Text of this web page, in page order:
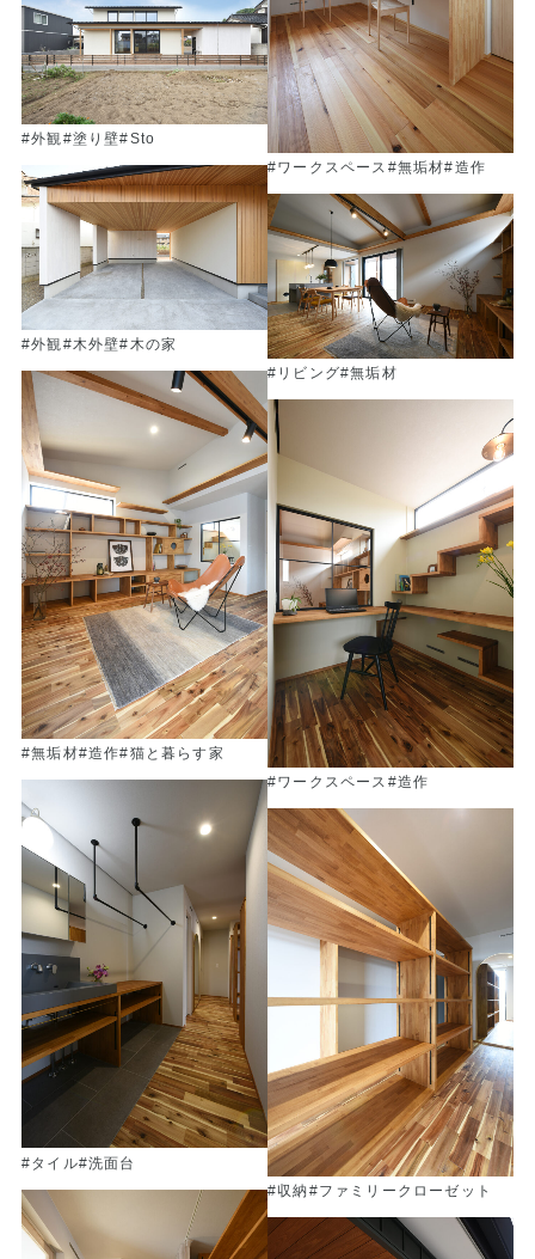
#ワークスペース #無垢材#造作
#外観#塗り壁#Sto
#外観 #木外壁#木の家
#リビング#無垢材
#無垢材#造作#猫と暮らす家
#ワークスペース #造作
#タイル#洗面台
#収納#ファミリークローゼット